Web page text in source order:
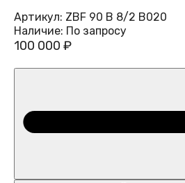
Артикул: ZBF 90 B 8/2 B020
Наличие: По запросу
100 000 ₽